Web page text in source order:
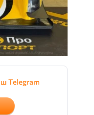
Telegram